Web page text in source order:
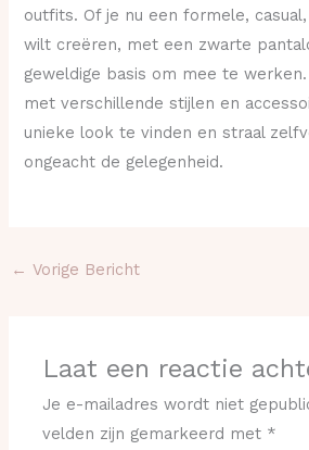
outfits. Of je nu een formele,
wilt creëren, met een zwarte
geweldige basis om mee te
met verschillende stijlen en
unieke look te vinden en straal
ongeacht de gelegenheid.
← Vorige Bericht
Laat een reactie
Je e-mailadres wordt niet
velden zijn gemarkeerd met *